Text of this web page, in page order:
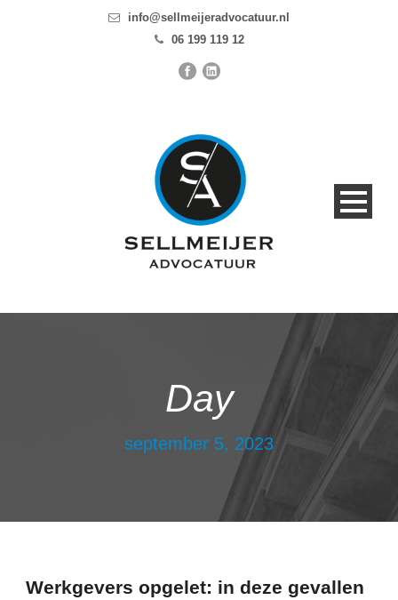
info@sellmeijeradvocatuur.nl
06 199 119 12
Day
september 5, 2023
Werkgevers opgelet: in deze gevallen